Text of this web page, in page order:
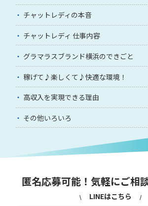
チャットレディの本音
チャットレディ 仕事内容
グラマラスブランド横浜のできごと
稼げて♪楽しくて♪快適な環境！
高収入を実現できる理由
その他いろいろ
匿名応募可能！気軽にご相
LINEはこちら